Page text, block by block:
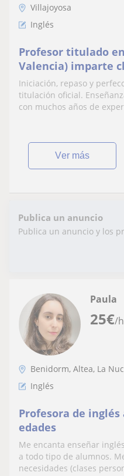
Villajoyosa
Inglés
Profesor titulado
Valencia) imparte
francés, alemán,
portugués y chino
Iniciación, repaso y
titulación oficial.
con muchos años de
ver más
Publica un anuncio
Publica un anuncio y los
25€/h
Paula
Benidorm, Altea, La
Inglés
Profesora de
edades
Me encanta enseñar
a todo tipo de alumnos.
necesidades (clases